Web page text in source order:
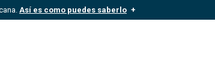
Así es como puedes saberlo
a una organización oficial del